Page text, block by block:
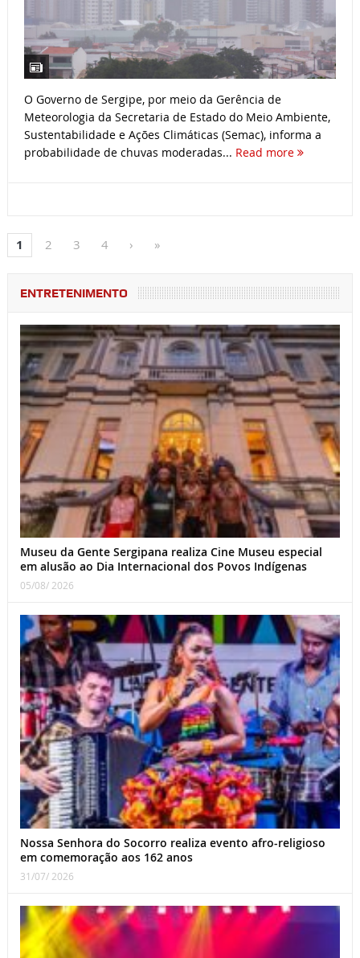
O Governo de Sergipe, por meio da Gerência de
Meteorologia da Secretaria de Estado do Meio Ambiente,
Sustentabilidade e Ações Climáticas (Semac), informa a
probabilidade de chuvas moderadas... Read more
1 2 3 4 › »
ENTRETENIMENTO
Museu da Gente Sergipana realiza Cine Museu especial
em alusão ao Dia Internacional dos Povos Indígenas
05/08/ 2026
Nossa Senhora do Socorro realiza evento afro-religioso
em comemoração aos 162 anos
31/07/ 2026